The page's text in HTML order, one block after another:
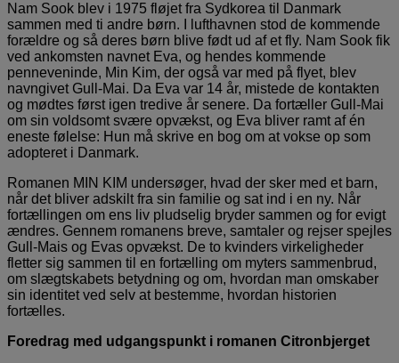
Nam Sook blev i 1975 fløjet fra Sydkorea til Danmark
sammen med ti andre børn. I lufthavnen stod de kommende
forældre og så deres børn blive født ud af et fly. Nam Sook fik
ved ankomsten navnet Eva, og hendes kommende
penneveninde, Min Kim, der også var med på flyet, blev
navngivet Gull-Mai. Da Eva var 14 år, mistede de kontakten
og mødtes først igen tredive år senere. Da fortæller Gull-Mai
om sin voldsomt svære opvækst, og Eva bliver ramt af én
eneste følelse: Hun må skrive en bog om at vokse op som
adopteret i Danmark.
Romanen MIN KIM undersøger, hvad der sker med et barn,
når det bliver adskilt fra sin familie og sat ind i en ny. Når
fortællingen om ens liv pludselig bryder sammen og for evigt
ændres. Gennem romanens breve, samtaler og rejser spejles
Gull-Mais og Evas opvækst. De to kvinders virkeligheder
fletter sig sammen til en fortælling om myters sammenbrud,
om slægtskabets betydning og om, hvordan man omskaber
sin identitet ved selv at bestemme, hvordan historien
fortælles.
Foredrag med udgangspunkt i romanen Citronbjerget